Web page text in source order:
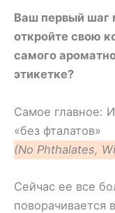
Ваш первый шаг
откройте свою
самого
этикетке?
Самое главное:
«без фталатов»
(No Phthalates,
Сейчас ее все
поворачивается